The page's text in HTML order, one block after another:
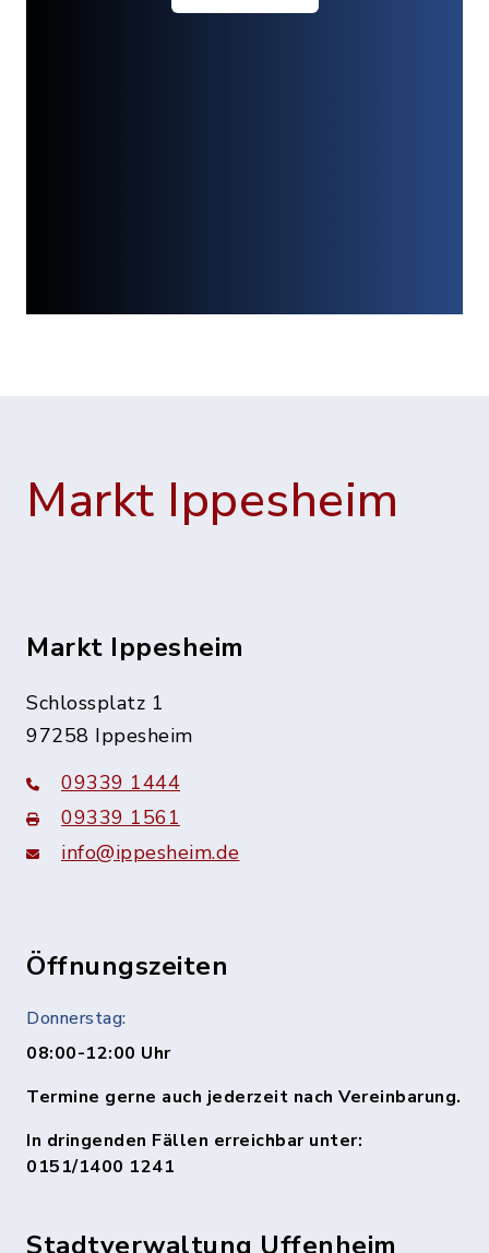
Markt Ippesheim
Markt Ippesheim
Schlossplatz 1
97258 Ippesheim
09339 1444
09339 1561
info@ippesheim.de
Öffnungszeiten
Donnerstag:
08:00-12:00 Uhr
Termine gerne auch jederzeit nach Vereinbarung.
In dringenden Fällen erreichbar unter:
0151/1400 1241
Stadtverwaltung Uffenheim